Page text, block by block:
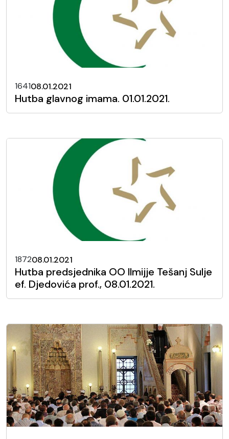
164108.01.2021
Hutba glavnog imama. 01.01.2021.
187208.01.2021
Hutba predsjednika OO Ilmijje Tešanj Sulje
ef. Djedovića prof., 08.01.2021.